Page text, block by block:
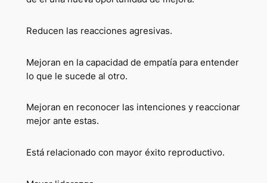
Reducen las reacciones agresivas.
Mejoran en la capacidad de empatía para entender
lo que le sucede al otro.
Mejoran en reconocer las intenciones y reaccionar
mejor ante estas.
Está relacionado con mayor éxito reproductivo.